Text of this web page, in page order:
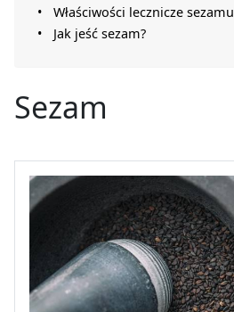
Właściwości lecznicze sezamu
Jak jeść sezam?
Sezam